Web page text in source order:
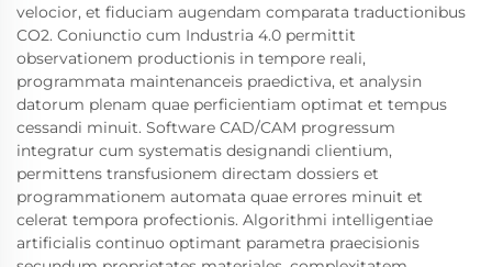
velocior, et fiduciam augendam comparata traductionibus
CO2. Coniunctio cum Industria 4.0 permittit
observationem productionis in tempore reali,
programmata maintenanceis praedictiva, et analysin
datorum plenam quae perficientiam optimat et tempus
cessandi minuit. Software CAD/CAM progressum
integratur cum systematis designandi clientium,
permittens transfusionem directam dossiers et
programmationem automata quae errores minuit et
celerat tempora profectionis. Algorithmi intelligentiae
artificialis continuo optimant parametra praecisionis